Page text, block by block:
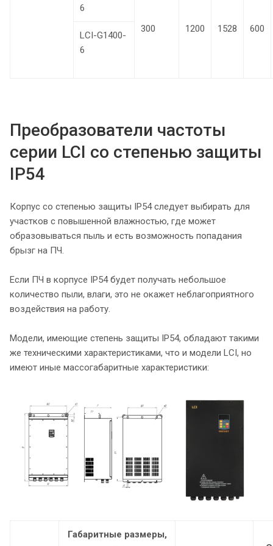
6
300
1200 1528 600
LCI-G1400-
6
Преобразователи частоты
серии LCI со степенью защиты
IP54
Корпус со степенью защиты IP54 следует выбирать для
участков с повышенной влажностью, где может
образовываться пыль и есть возможность попадания
брызг на ПЧ.
Если ПЧ в корпусе IP54 будет получать небольшое
количество пыли, влаги, это не окажет неблагоприятного
воздействия на работу.
Модели, имеющие степень защиты IP54, обладают такими
же техническими характеристиками, что и модели LCI, но
имеют иные массогабаритные характеристики:
Габаритные размеры,